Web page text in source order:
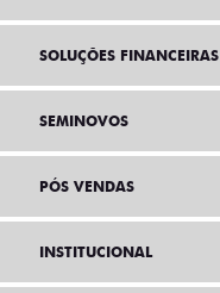
SOLUÇÕES FINANCEIRAS
SEMINOVOS
PÓS VENDAS
INSTITUCIONAL